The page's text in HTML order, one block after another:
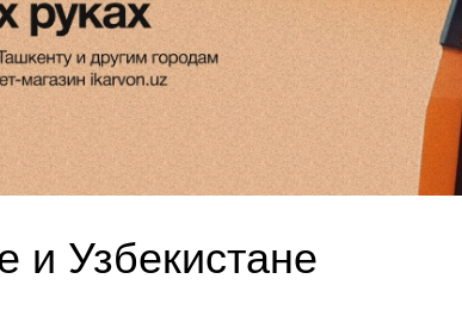
и Узбекистане